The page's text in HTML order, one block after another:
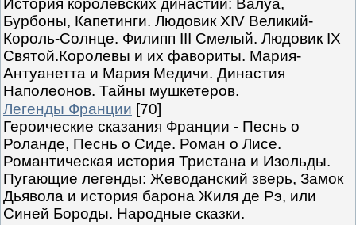
История королевских династий: Валуа,
Бурбоны, Капетинги. Людовик XIV Великий-
Король-Солнце. Филипп III Смелый. Людовик IX
Святой.Королевы и их фавориты. Мария-
Антуанетта и Мария Медичи. Династия
Наполеонов. Тайны мушкетеров.
Легенды Франции [70]
Героические сказания Франции - Песнь о
Роланде, Песнь о Сиде. Роман о Лисе.
Романтическая история Тристана и Изольды.
Пугающие легенды: Жеводанский зверь, Замок
Дьявола и история барона Жиля де Рэ, или
Синей Бороды. Народные сказки.